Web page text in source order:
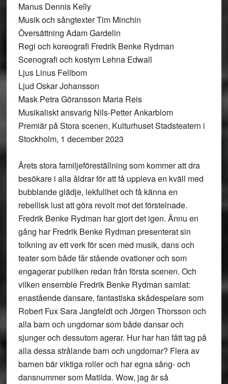
Manus Dennis Kelly
Musik och sångtexter Tim Minchin
Översättning Adam Gardelin
Regi och koreografi Fredrik Benke Rydman
Scenografi och kostym Lehna Edwall
Ljus Linus Fellbom
Ljud Oskar Johansson
Mask Petra Göransson Maria Reis
Musikaliskt ansvarig Nils-Petter Ankarblom
Premiär på Stora scenen, Kulturhuset Stadsteatern i
Stockholm, 1 december 2023
Årets stora familjeföreställning som kommer att dra
besökare i alla åldrar för att få uppleva en kväll med
bubblande glädje, lekfullhet och få känna en
rebellisk lust att göra revolt mot det förstelnade.
Fredrik Benke Rydman har gjort det igen. Ännu en
gång har Fredrik Benke Rydman presenterat sin
tolkning av ett verk för scen med musik, dans och
teater som både får stående ovationer och som
engagerar publiken redan från första scenen. Och
vilken ensemble Fredrik Benke Rydman samlat:
enastående dansare, fantastiska skådespelare som
Robert Fux Sara Jangfeldt och Jörgen Thorsson och
alla barn och ungdomar som både dansar och
sjunger och dessutom agerar. Hur har han fått tag på
alla dessa strålande barn och ungdomar? Flera av
barnen bär viktiga roller och har egna sång- och
dansnummer som Matilda. Wow, jag är så